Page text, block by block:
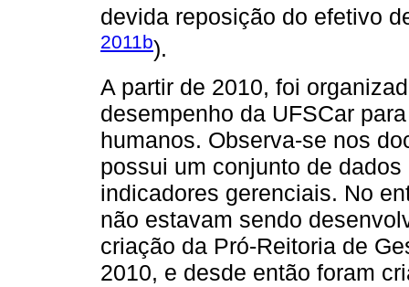
devida reposição do efetivo
2011b).
A partir de 2010, foi
desempenho da UFSCar
humanos. Observa-se nos
possui um conjunto de
indicadores gerenciais. No
não estavam sendo
criação da Pró-Reitoria de
2010, e desde então foram